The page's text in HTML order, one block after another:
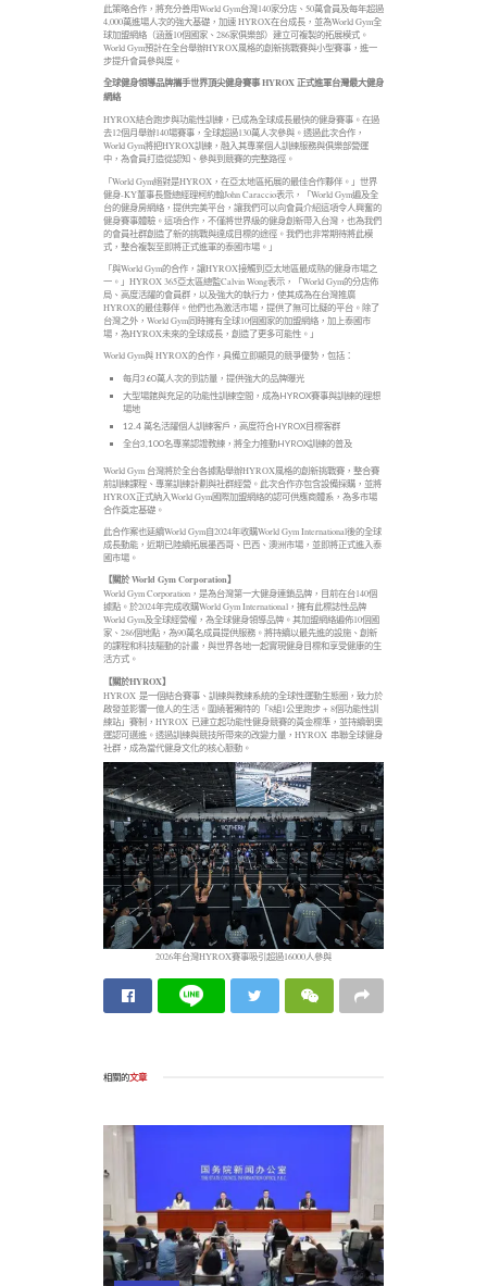
此策略合作，將充分善用World Gym台灣140家分店、50萬會員及每年超過
4,000萬進場人次的強大基礎，加速 HYROX在台成長，並為World Gym全
球加盟網絡（涵蓋10個國家、286家俱樂部）建立可複製的拓展模式。
World Gym預計在全台舉辦HYROX風格的創新挑戰賽與小型賽事，進一
步提升會員參與度。
全球健身領導品牌攜手世界頂尖健身賽事HYROX正式進軍台灣最大健身
網絡
HYROX結合跑步與功能性訓練，已成為全球成長最快的健身賽事。在過
去12個月舉辦140場賽事，全球超過130萬人次參與。透過此次合作，
World Gym將把HYROX訓練，融入其專業個人訓練服務與俱樂部營運
中，為會員打造從認知、參與到競賽的完整路徑。
「World Gym絕對是HYROX，在亞太地區拓展的最佳合作夥伴。」世界
健身-KY董事長暨總經理柯約翰John Caraccio表示，「World Gym遍及全
台的健身房網絡，提供完美平台，讓我們可以向會員介紹這項令人興奮的
健身賽事體驗。這項合作，不僅將世界級的健身創新帶入台灣，也為我們
的會員社群創造了新的挑戰與達成目標的途徑。我們也非常期待將此模
式，整合複製至即將正式進軍的泰國市場。」
「與World Gym的合作，讓HYROX接觸到亞太地區最成熟的健身市場之
一。」HYROX 365亞太區總監Calvin Wong表示，「World Gym的分店佈
局、高度活躍的會員群，以及強大的執行力，使其成為在台灣推廣
HYROX的最佳夥伴。他們也為激活市場，提供了無可比擬的平台。除了
台灣之外，World Gym同時擁有全球10個國家的加盟網絡，加上泰國市
場，為HYROX未來的全球成長，創造了更多可能性。」
World Gym與 HYROX的合作，具備立即顯見的競爭優勢，包括：
每月360萬人次的到訪量，提供強大的品牌曝光
大型場館與充足的功能性訓練空間，成為HYROX賽事與訓練的理想
場地
12.4 萬名活躍個人訓練客戶，高度符合HYROX目標客群
全台3,100名專業認證教練，將全力推動HYROX訓練的普及
World Gym 台灣將於全台各據點舉辦HYROX風格的創新挑戰賽，整合賽
前訓練課程、專業訓練計劃與社群經營。此次合作亦包含設備採購，並將
HYROX正式納入World Gym國際加盟網絡的認可供應商體系，為多市場
合作奠定基礎。
此合作案也延續World Gym自2024年收購World Gym International後的全球
成長動能，近期已陸續拓展墨西哥、巴西、澳洲市場，並即將正式進入泰
國市場。
【關於World Gym Corporation】
World Gym Corporation，是為台灣第一大健身連鎖品牌，目前在台140個
據點。於2024年完成收購World Gym International，擁有此標誌性品牌
World Gym及全球經營權，為全球健身領導品牌。其加盟網絡遍佈10個國
家、286個地點，為90萬名成員提供服務。將持續以最先進的設施、創新
的課程和科技驅動的計畫，與世界各地一起實現健身目標和享受健康的生
活方式。
【關於HYROX】
HYROX 是一個結合賽事、訓練與教練系統的全球性運動生態圈，致力於
啟發並影響一億人的生活。圍繞著獨特的「8組1公里跑步 + 8個功能性訓
練站」賽制，HYROX 已建立起功能性健身競賽的黃金標準，並持續朝奧
運認可邁進。透過訓練與競技所帶來的改變力量，HYROX 串聯全球健身
社群，成為當代健身文化的核心脈動。
2026年台灣HYROX賽事吸引超過16000人參與
相關的文章